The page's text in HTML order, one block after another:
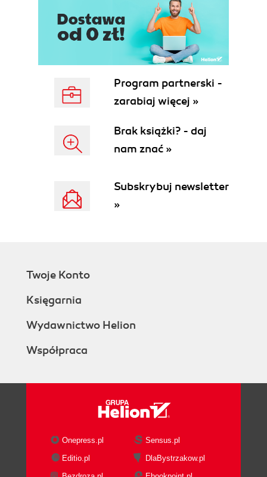
Program partnerski -
zarabiaj więcej »
Brak książki? - daj
nam znać »
Subskrybuj newsletter
»
Twoje Konto
Księgarnia
Wydawnictwo Helion
Współpraca
Onepress.pl
Sensus.pl
Editio.pl
DlaBystrzakow.pl